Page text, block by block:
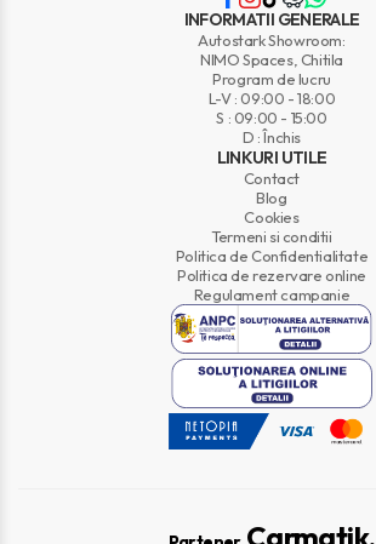
INFORMATII GENERALE
Autostark Showroom:
NIMO Spaces, Chitila
Program de lucru
L-V : 09:00 - 18:00
S : 09:00 - 15:00
D : Închis
LINKURI UTILE
Contact
Blog
Cookies
Termeni si conditii
Politica de Confidentialitate
Politica de rezervare online
Regulament campanie
Carmatik.